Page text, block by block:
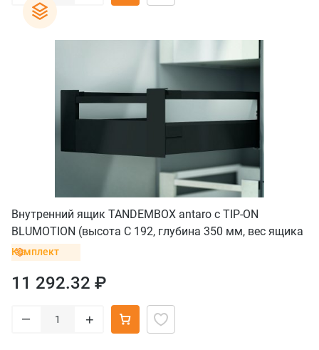
Внутренний ящик TANDEMBOX antaro с TIP-ON
BLUMOTION (высота С 192, глубина 350 мм, вес ящика
от 10 до 30 кг), черный
Комплект
11 292.32 ₽
– +